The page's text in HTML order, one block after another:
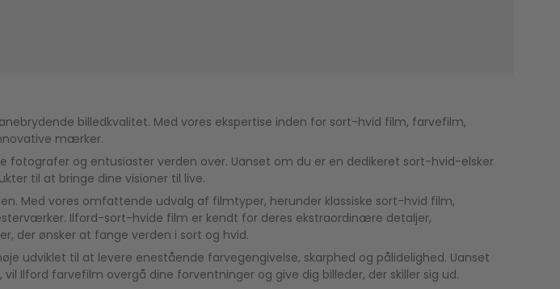
billedkvalitet. Med vores ekspertise inden for sort-hvid film, farvefilm,
mærker.
og entusiaster verden over. Uanset om du er en dedikeret sort-hvid-elsker
til at bringe dine visioner til live.
Med vores omfattende udvalg af filmtyper, herunder klassiske sort-hvid film,
Ilford-sort-hvide film er kendt for deres ekstraordinære detaljer,
der ønsker at fange verden i sort og hvid.
udviklet til at levere enestående farvegengivelse, skarphed og pålidelighed. Uanset
Ilford farvefilm overgå dine forventninger og give dig billeder, der skiller sig ud.